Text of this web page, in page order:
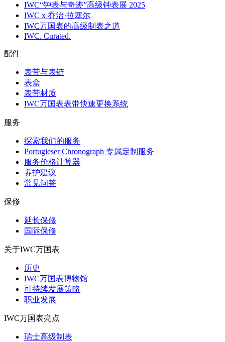
IWC“钟表与奇迹”高级钟表展 2025
IWC x 乔治·拉塞尔
IWC万国表的高级制表之道
IWC. Curated.
配件
表带与表链
表盒
表带材质
IWC万国表表带快速更换系统
服务
探索我们的服务
Portugieser Chronograph 专属定制服务
服务价格计算器
养护建议
常见问答
保修
延长保修
国际保修
关于IWC万国表
历史
IWC万国表博物馆
可持续发展策略
职业发展
IWC万国表亮点
瑞士高级制表